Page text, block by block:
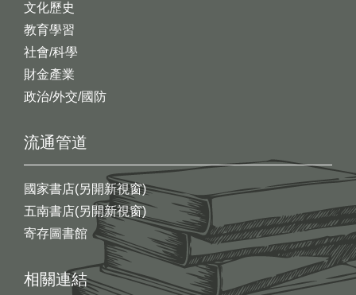
文化歷史
教育學習
社會/科學
財金產業
政治/外交/國防
流通管道
國家書店(另開新視窗)
五南書店(另開新視窗)
寄存圖書館
相關連結